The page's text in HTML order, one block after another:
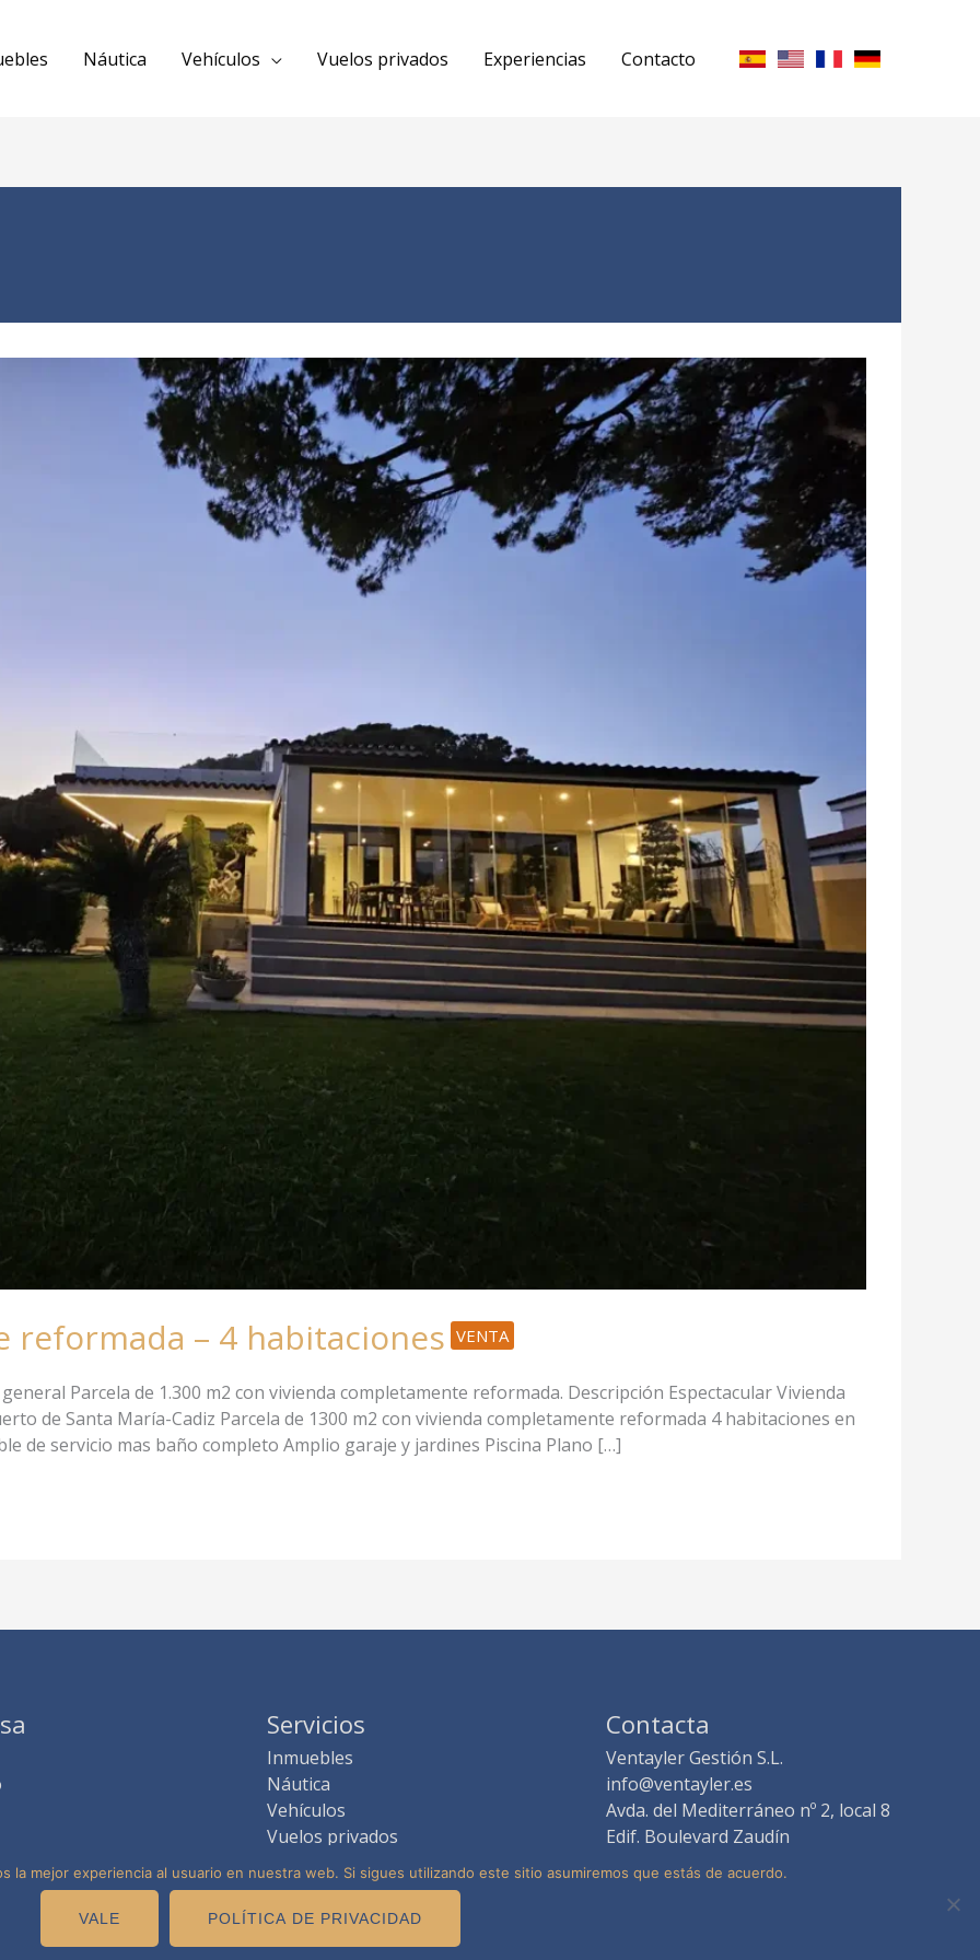
Náutica Vehículos Vuelos privados Experiencias Contacto
reformada – 4 habitaciones VENTA
Parcela de 1.300 m2 con vivienda completamente reformada. Descripción Espectacular Vivienda
de Santa María-Cadiz Parcela de 1300 m2 con vivienda completamente reformada 4 habitaciones en
de servicio mas baño completo Amplio garaje y jardines Piscina Plano […]
Servicios
Inmuebles
Náutica
Vehículos
Vuelos privados
Experiencias
Contacta
Ventayler Gestión S.L.
info@ventayler.es
Avda. del Mediterráneo nº 2, local 8
Edif. Boulevard Zaudín
41940 Tomares -Sevilla-
la mejor experiencia al usuario en nuestra web. Si sigues utilizando este sitio asumiremos que estás de acuerdo.
VALE POLÍTICA DE PRIVACIDAD